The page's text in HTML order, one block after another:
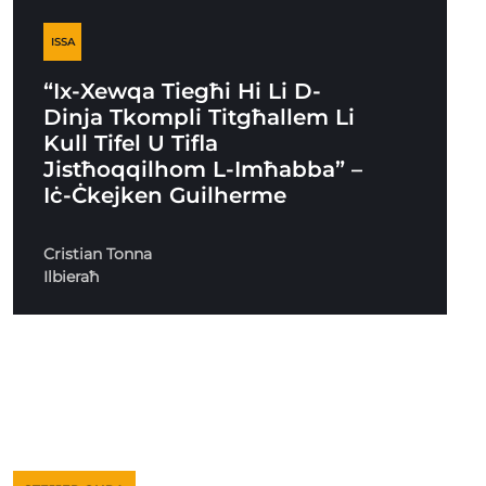
ISSA
“Ix-Xewqa Tiegħi Hi Li D-
Dinja Tkompli Titgħallem Li
Kull Tifel U Tifla
Jistħoqqilhom L-Imħabba” –
Iċ-Ċkejken Guilherme
Cristian Tonna
Ilbieraħ